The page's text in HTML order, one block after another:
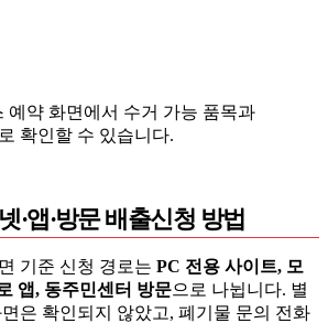
예약 화면에서 수거 가능 품목과
확인할 수 있습니다.
·앱·방문 배출신청 방법
기준 신청 경로는 PC 전용 사이트, 모
앱, 동주민센터 방문으로 나뉩니다. 별
은 확인되지 않았고, 폐기물 문의 전화